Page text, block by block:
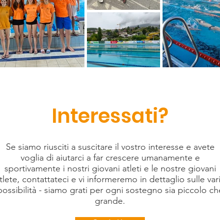
Interessati?
Se siamo riusciti a suscitare il vostro interesse e avete
voglia di aiutarci a far crescere umanamente e
sportivamente i nostri giovani atleti e le nostre giovani
contattateci e vi informeremo in dettaglio sulle
- siamo grati per ogni sostegno sia piccolo
grande.